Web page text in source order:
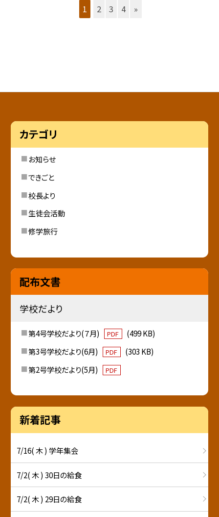
1 2 3 4 »
カテゴリ
お知らせ
できごと
校長より
生徒会活動
修学旅行
配布文書
学校だより
第4号学校だより(７月) PDF
(499 KB)
第3号学校だより(6月)
PDF
(303 KB)
第2号学校だより(5月)
PDF
新着記事
7/16( 木 ) 学年集会
7/2( 木 ) 30日の給食
7/2( 木 ) 29日の給食